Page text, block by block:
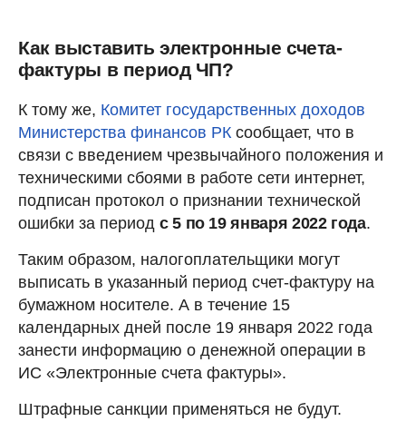
Как выставить электронные счета-
фактуры в период ЧП?
К тому же, Комитет государственных доходов
Министерства финансов РК сообщает, что в
связи с введением чрезвычайного положения и
техническими сбоями в работе сети интернет,
подписан протокол о признании технической
ошибки за период с 5 по 19 января 2022 года.
Таким образом, налогоплательщики могут
выписать в указанный период счет-фактуру на
бумажном носителе. А в течение 15
календарных дней после 19 января 2022 года
занести информацию о денежной операции в
ИС «Электронные счета фактуры».
Штрафные санкции применяться не будут.